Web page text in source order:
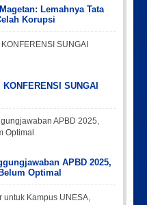
Lemahnya Tata
Korupsi
SUNGAI
APBD 2025,
Optimal